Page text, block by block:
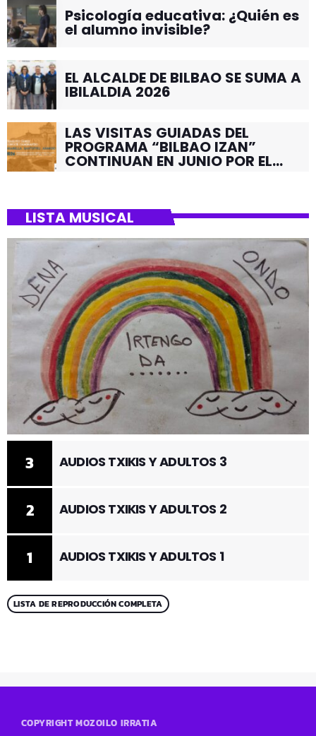
Psicología educativa: ¿Quién es
el alumno invisible?
EL ALCALDE DE BILBAO SE SUMA A
IBILALDIA 2026
LAS VISITAS GUIADAS DEL
PROGRAMA “BILBAO IZAN”
CONTINUAN EN JUNIO POR EL
LISTA MUSICAL
1 AUDIOS TXIKIS Y ADULTOS 1
2 AUDIOS TXIKIS Y ADULTOS 2
3 AUDIOS TXIKIS Y ADULTOS 3
LISTA DE REPRODUCCIÓN COMPLETA
COPYRIGHT MOZOILO IRRATIA